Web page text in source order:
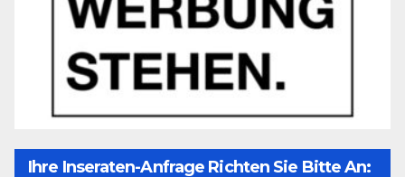
Ihre Inseraten-Anfrage Richten Sie Bitte An: